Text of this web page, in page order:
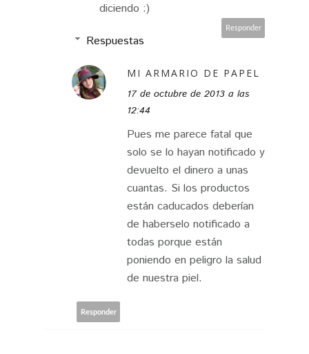
diciendo :)
Responder
Respuestas
MI ARMARIO DE PAPEL
17 de octubre de 2013 a las
12:44
Pues me parece fatal que
solo se lo hayan notificado y
devuelto el dinero a unas
cuantas. Si los productos
están caducados deberían
de haberselo notificado a
todas porque están
poniendo en peligro la salud
de nuestra piel.
Responder